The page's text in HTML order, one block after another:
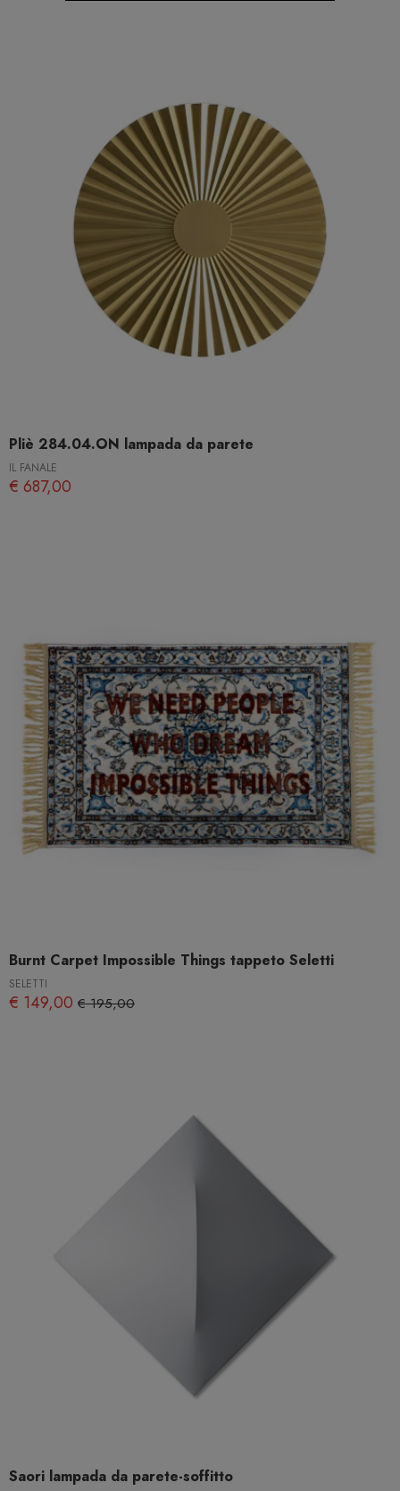
Pliè 284.04.ON lampada da parete
IL FANALE
€ 687,00
Burnt Carpet Impossible Things tappeto Seletti
SELETTI
€ 149,00 € 195,00
Saori lampada da parete-soffitto